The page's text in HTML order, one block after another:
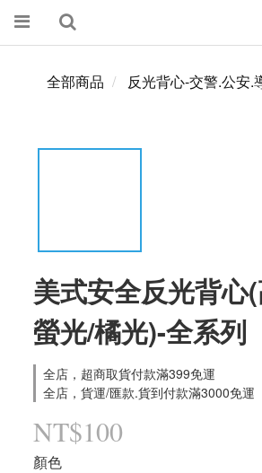
全部商品 反光背心-交警.公安.
美式安全反光背心
螢光/橘光)-全系列
全店，超商取貨付款滿399免運
全店，貨運/匯款.貨到付款滿3000免運
NT$100
顏色